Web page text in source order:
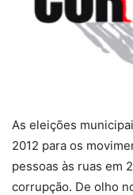
As eleições
2012 para os
pessoas às ruas em
corrupção. De olho